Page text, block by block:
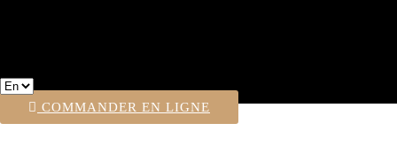
COMMANDER EN LIGNE